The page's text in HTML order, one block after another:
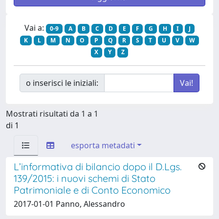
Vai a: 0-9 A B C D E F G H I
J
K
L M N O P Q R S T U V
W
X
Y Z
o inserisci le iniziali:
Mostrati risultati da 1 a 1
di 1
esporta metadati
L’informativa di bilancio dopo il D.Lgs.
139/2015: i nuovi schemi di Stato
Patrimoniale e di Conto Economico
2017-01-01 Panno, Alessandro